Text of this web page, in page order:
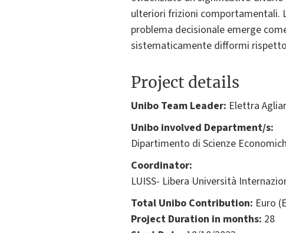
ulteriori frizioni comportamentali.
problema decisionale emerge
sistematicamente difformi
Project details
Unibo Team Leader: Elettra
Unibo involved Department/s:
Dipartimento di Scienze
Coordinator:
LUISS- Libera Università
Total Unibo Contribution: Euro
Project Duration in months: 28